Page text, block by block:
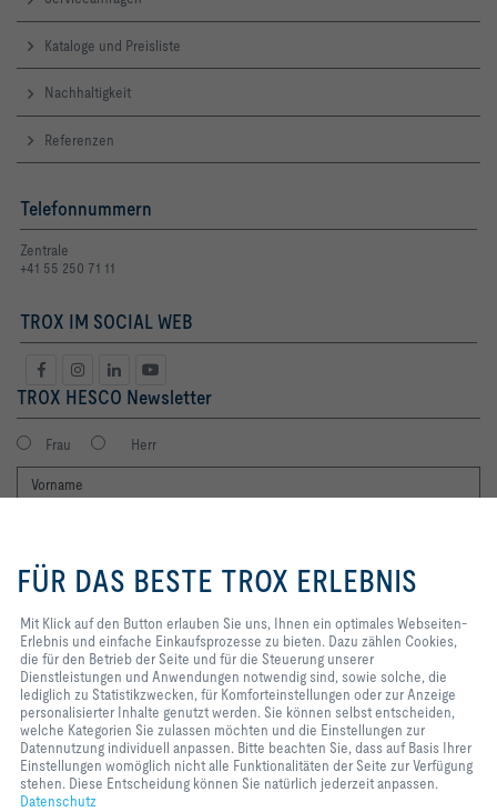
Kataloge und Preisliste
Nachhaltigkeit
Referenzen
Telefonnummern
Zentrale
+41 55 250 71 11
TROX IM SOCIAL WEB
TROX HESCO Newsletter
Frau Herr
Ich möchte den Newsletter der TROX SE erhalten. Die Hinweise zum
Datenschutz habe ich gelesen. Selbstverständlich können Sie sich
jederzeit problemlos vom Newsletter wieder abmelden. Am Ende eines
jeden Newsletters finden Sie einen entsprechenden Abmeldelink.
Jetzt abonnieren
Home Kontakt
Sie uns, Ihnen ein optimales
Webseiten-Erlebnis und einfache
zählen Cookies, die für den
Betrieb der Seite und für die
Steuerung unserer
Dienstleistungen und
Anwendungen notwendig sind,
sowie solche, die lediglich zu
Statistikzwecken, für
Komforteinstellungen oder zur
Anzeige personalisierter Inhalte
genutzt werden. Sie können selbst
FÜR DAS BESTE TROX ERLEBNIS
Mit Klick auf den Button erlauben Sie uns, Ihnen ein optimales Webseiten-
Erlebnis und einfache Einkaufsprozesse zu bieten. Dazu zählen Cookies,
die für den Betrieb der Seite und für die Steuerung unserer
Dienstleistungen und Anwendungen notwendig sind, sowie solche, die
lediglich zu Statistikzwecken, für Komforteinstellungen oder zur Anzeige
personalisierter Inhalte genutzt werden. Sie können selbst entscheiden,
welche Kategorien Sie zulassen möchten und die Einstellungen zur
Datennutzung individuell anpassen. Bitte beachten Sie, dass auf Basis Ihrer
Einstellungen womöglich nicht alle Funktionalitäten der Seite zur Verfügung
stehen. Diese Entscheidung können Sie natürlich jederzeit anpassen.
Datenschutz